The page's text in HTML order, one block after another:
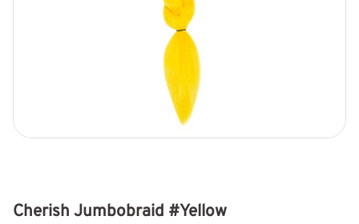
Cherish Jumbobraid #Yellow